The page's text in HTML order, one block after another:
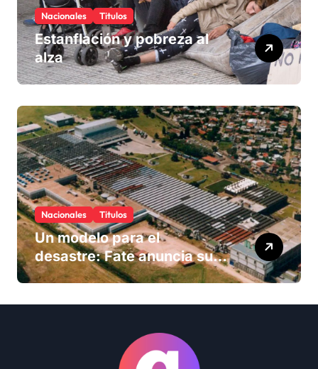
Nacionales Titulos
Estanflación y pobreza al
alza
Nacionales Titulos
Un modelo para el
desastre: Fate anuncia su
cierre definitivo y despide a